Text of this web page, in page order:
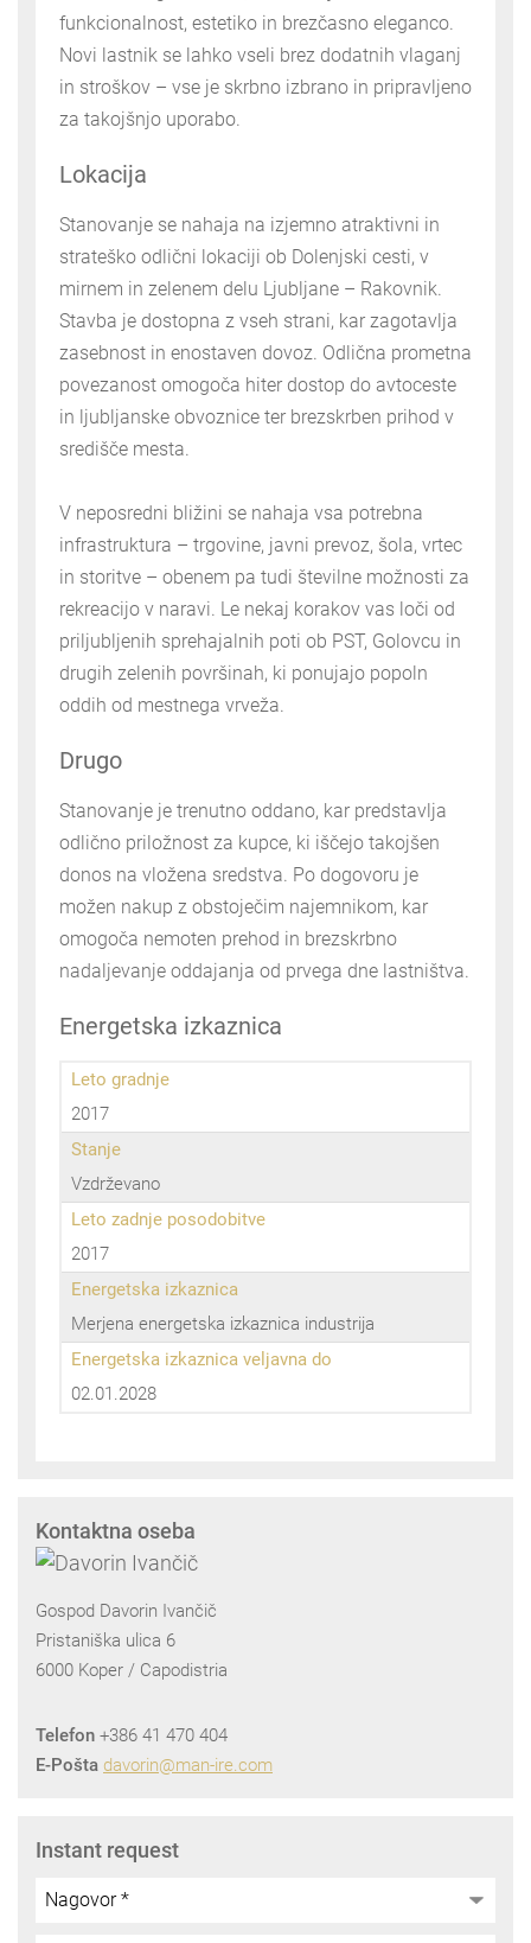
funkcionalnost, estetiko in brezčasno eleganco.
Novi lastnik se lahko vseli brez dodatnih vlaganj
in stroškov – vse je skrbno izbrano in pripravljeno
za takojšnjo uporabo.
Lokacija
Stanovanje se nahaja na izjemno atraktivni in
strateško odlični lokaciji ob Dolenjski cesti, v
mirnem in zelenem delu Ljubljane – Rakovnik.
Stavba je dostopna z vseh strani, kar zagotavlja
zasebnost in enostaven dovoz. Odlična prometna
povezanost omogoča hiter dostop do avtoceste
in ljubljanske obvoznice ter brezskrben prihod v
središče mesta.
V neposredni bližini se nahaja vsa potrebna
infrastruktura – trgovine, javni prevoz, šola, vrtec
in storitve – obenem pa tudi številne možnosti za
rekreacijo v naravi. Le nekaj korakov vas loči od
priljubljenih sprehajalnih poti ob PST, Golovcu in
drugih zelenih površinah, ki ponujajo popoln
oddih od mestnega vrveža.
Drugo
Stanovanje je trenutno oddano, kar predstavlja
odlično priložnost za kupce, ki iščejo takojšen
donos na vložena sredstva. Po dogovoru je
možen nakup z obstoječim najemnikom, kar
omogoča nemoten prehod in brezskrbno
nadaljevanje oddajanja od prvega dne lastništva.
Energetska izkaznica
Leto gradnje
2017
Stanje
Vzdrževano
Leto zadnje posodobitve
2017
Energetska izkaznica
Merjena energetska izkaznica industrija
Energetska izkaznica veljavna do
02.01.2028
Kontaktna oseba
Gospod Davorin Ivančič
Pristaniška ulica 6
6000 Koper / Capodistria
Telefon +386 41 470 404
E-Pošta davorin@man-ire.com
Instant request